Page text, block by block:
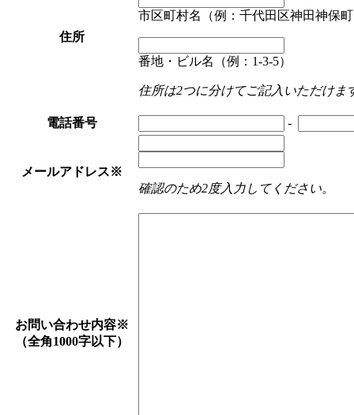
住所
市区町村名（例：千代田区神田神保
番地・ビル名（例：1-3-5）
住所は2つに分けてご記入いただけ
電話番号 -
メールアドレス※
確認のため2度入力してください。
お問い合わせ内容※
（全角1000字以下）